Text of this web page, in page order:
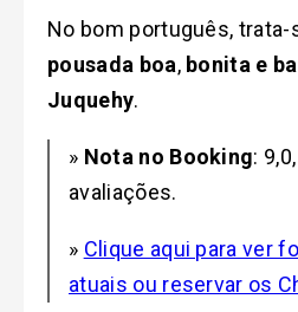
No bom português,
pousada boa, bonita e
Juquehy.
» Nota no Booking:
avaliações.
» Clique aqui para ver
atuais ou reservar os